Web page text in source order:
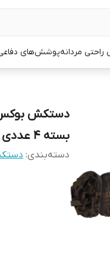
مردانهپوشش‌های
دستکش بوکس
بسته 4 عددی مدل 1
دسته‌بندی: